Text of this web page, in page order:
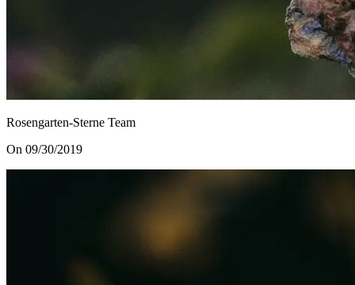
Rosengarten-Sterne Team
On 09/30/2019